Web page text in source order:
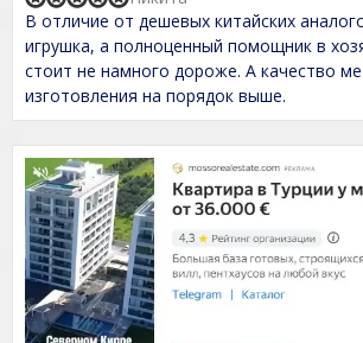
5
R
a
t
d
5
,
o
u
t
o
f
5
В отличие от дешевых китайских
игрушка, а полноценный помощник в
стоит не намного дороже. А качество
изготовления на порядок выше.